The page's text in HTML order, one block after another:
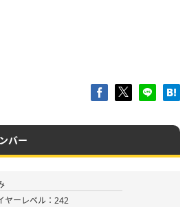
バー
ヤーレベル：242